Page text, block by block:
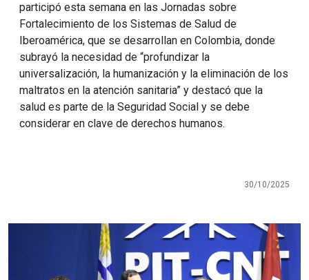
participó esta semana en las Jornadas sobre
Fortalecimiento de los Sistemas de Salud de
Iberoamérica, que se desarrollan en Colombia, donde
subrayó la necesidad de “profundizar la
universalización, la humanización y la eliminación de los
maltratos en la atención sanitaria” y destacó que la
salud es parte de la Seguridad Social y se debe
considerar en clave de derechos humanos.
30/10/2025